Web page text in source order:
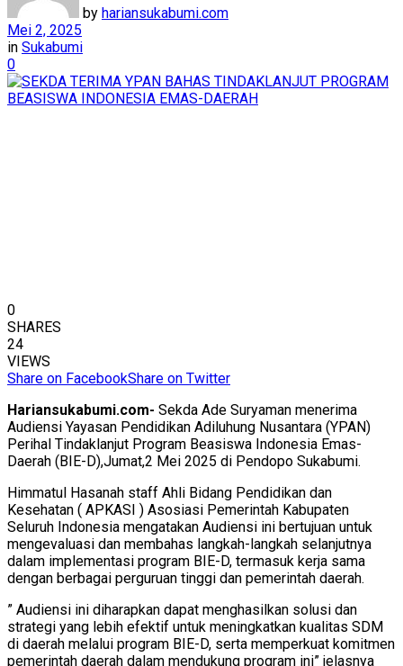
by hariansukabumi.com
Mei 2, 2025
in Sukabumi
0
0
SHARES
24
VIEWS
Share on FacebookShare on Twitter
Hariansukabumi.com- Sekda Ade Suryaman menerima
Audiensi Yayasan Pendidikan Adiluhung Nusantara (YPAN)
Perihal Tindaklanjut Program Beasiswa Indonesia Emas-
Daerah (BIE-D),Jumat,2 Mei 2025 di Pendopo Sukabumi.
Himmatul Hasanah staff Ahli Bidang Pendidikan dan
Kesehatan ( APKASI ) Asosiasi Pemerintah Kabupaten
Seluruh Indonesia mengatakan Audiensi ini bertujuan untuk
mengevaluasi dan membahas langkah-langkah selanjutnya
dalam implementasi program BIE-D, termasuk kerja sama
dengan berbagai perguruan tinggi dan pemerintah daerah.
” Audiensi ini diharapkan dapat menghasilkan solusi dan
strategi yang lebih efektif untuk meningkatkan kualitas SDM
di daerah melalui program BIE-D, serta memperkuat komitmen
pemerintah daerah dalam mendukung program ini” jelasnya